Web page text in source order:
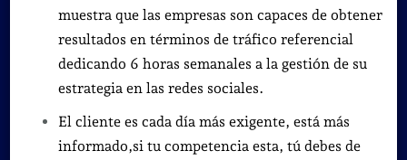
muestra que las empresas son capaces de obtener
resultados en términos de tráfico referencial
dedicando 6 horas semanales a la gestión de su
estrategia en las redes sociales.
El cliente es cada día más exigente, está más
informado,si tu competencia esta, tú debes de